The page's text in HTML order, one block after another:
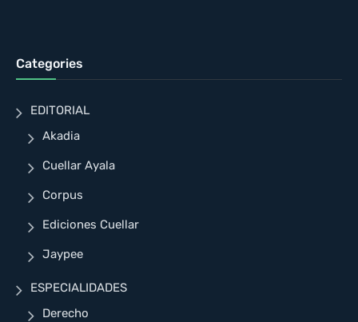
Categories
EDITORIAL
Akadia
Cuellar Ayala
Corpus
Ediciones Cuellar
Jaypee
ESPECIALIDADES
Derecho